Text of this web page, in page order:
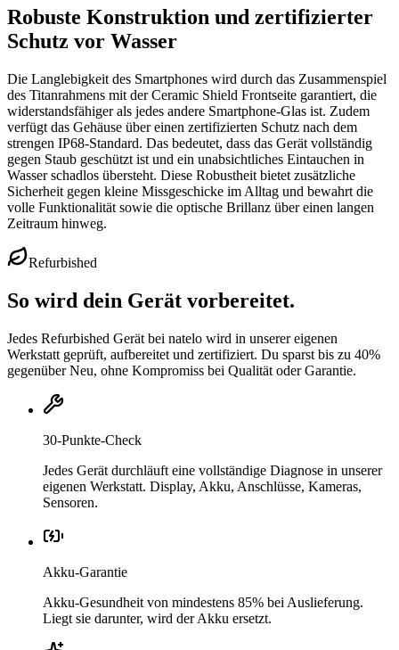
Robuste Konstruktion und zertifizierter
Schutz vor Wasser
Die Langlebigkeit des Smartphones wird durch das Zusammenspiel
des Titanrahmens mit der Ceramic Shield Frontseite garantiert, die
widerstandsfähiger als jedes andere Smartphone-Glas ist. Zudem
verfügt das Gehäuse über einen zertifizierten Schutz nach dem
strengen IP68-Standard. Das bedeutet, dass das Gerät vollständig
gegen Staub geschützt ist und ein unabsichtliches Eintauchen in
Wasser schadlos übersteht. Diese Robustheit bietet zusätzliche
Sicherheit gegen kleine Missgeschicke im Alltag und bewahrt die
volle Funktionalität sowie die optische Brillanz über einen langen
Zeitraum hinweg.
Refurbished
So wird dein Gerät vorbereitet.
Jedes Refurbished Gerät bei natelo wird in unserer eigenen
Werkstatt geprüft, aufbereitet und zertifiziert. Du sparst bis zu 40%
gegenüber Neu, ohne Kompromiss bei Qualität oder Garantie.
30-Punkte-Check
Jedes Gerät durchläuft eine vollständige Diagnose in unserer
eigenen Werkstatt. Display, Akku, Anschlüsse, Kameras,
Sensoren.
Akku-Garantie
Akku-Gesundheit von mindestens 85% bei Auslieferung.
Liegt sie darunter, wird der Akku ersetzt.